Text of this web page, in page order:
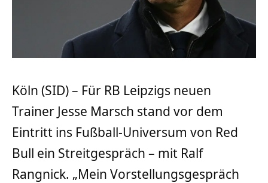
Köln (SID) – Für RB Leipzigs neuen
Trainer Jesse Marsch stand vor dem
Eintritt ins Fußball-Universum von Red
Bull ein Streitgespräch – mit Ralf
Rangnick. „Mein Vorstellungsgespräch